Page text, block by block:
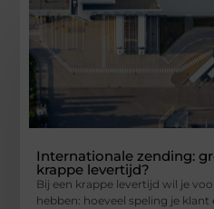
Internationale zending:
krappe levertijd?
Bij een krappe levertijd wil je
hebben: hoeveel speling je